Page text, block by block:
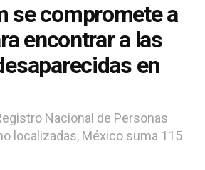
se compromete a
encontrar a las
en
Nacional de Personas
localizadas, México suma 115